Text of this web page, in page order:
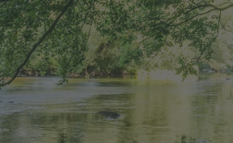
Pfreimd bis Lohma am
entlang bis hin zum
Tillyschanz.
Kostenloses
über die
Prospektbestellung